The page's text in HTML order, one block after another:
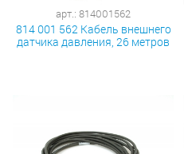
арт.: 814001562
814 001 562 Кабель внешнего
датчика давления, 26 метров